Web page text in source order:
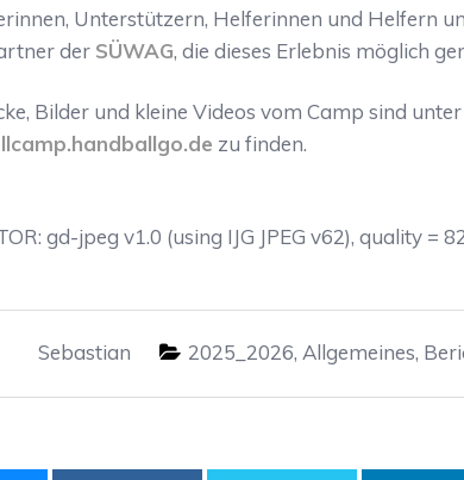
Unterstützern, Helferinnen und Helfern
der SÜWAG, die dieses Erlebnis möglich
Bilder und kleine Videos vom Camp sind unter
zu finden.
gd-jpeg v1.0 (using IJG JPEG v62), quality =
Sebastian 2025_2026, Allgemeines,